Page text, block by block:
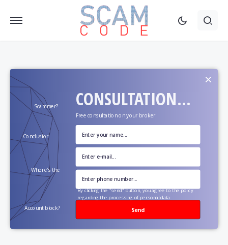
CONSULTATION...
Free consultation on your broker
Scammer?
Conclusion?
Where's the
money?
Account block? Send
×
By clicking the "send" button, you agree to the policy
regarding the processing of personal data